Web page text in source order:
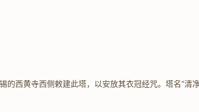
西黄寺西侧敕建此塔，以安放其衣冠经咒。塔名“清净